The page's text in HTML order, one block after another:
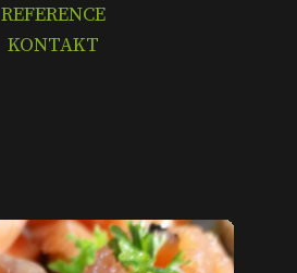
REFERENCE
KONTAKT